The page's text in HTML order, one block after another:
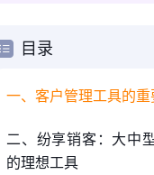
目录
一、客户管理工具的重
二、纷享销客：大中
的理想工具